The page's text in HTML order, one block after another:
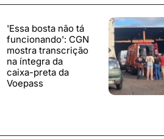
'Essa bosta não tá
funcionando': CGN
mostra transcrição
na íntegra da
caixa-preta da
Voepass